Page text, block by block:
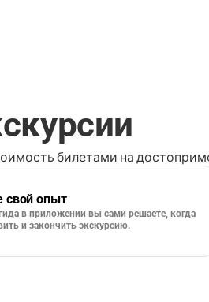
билетами на
свой опыт
в приложении вы сами решаете, когда
и закончить экскурсию.